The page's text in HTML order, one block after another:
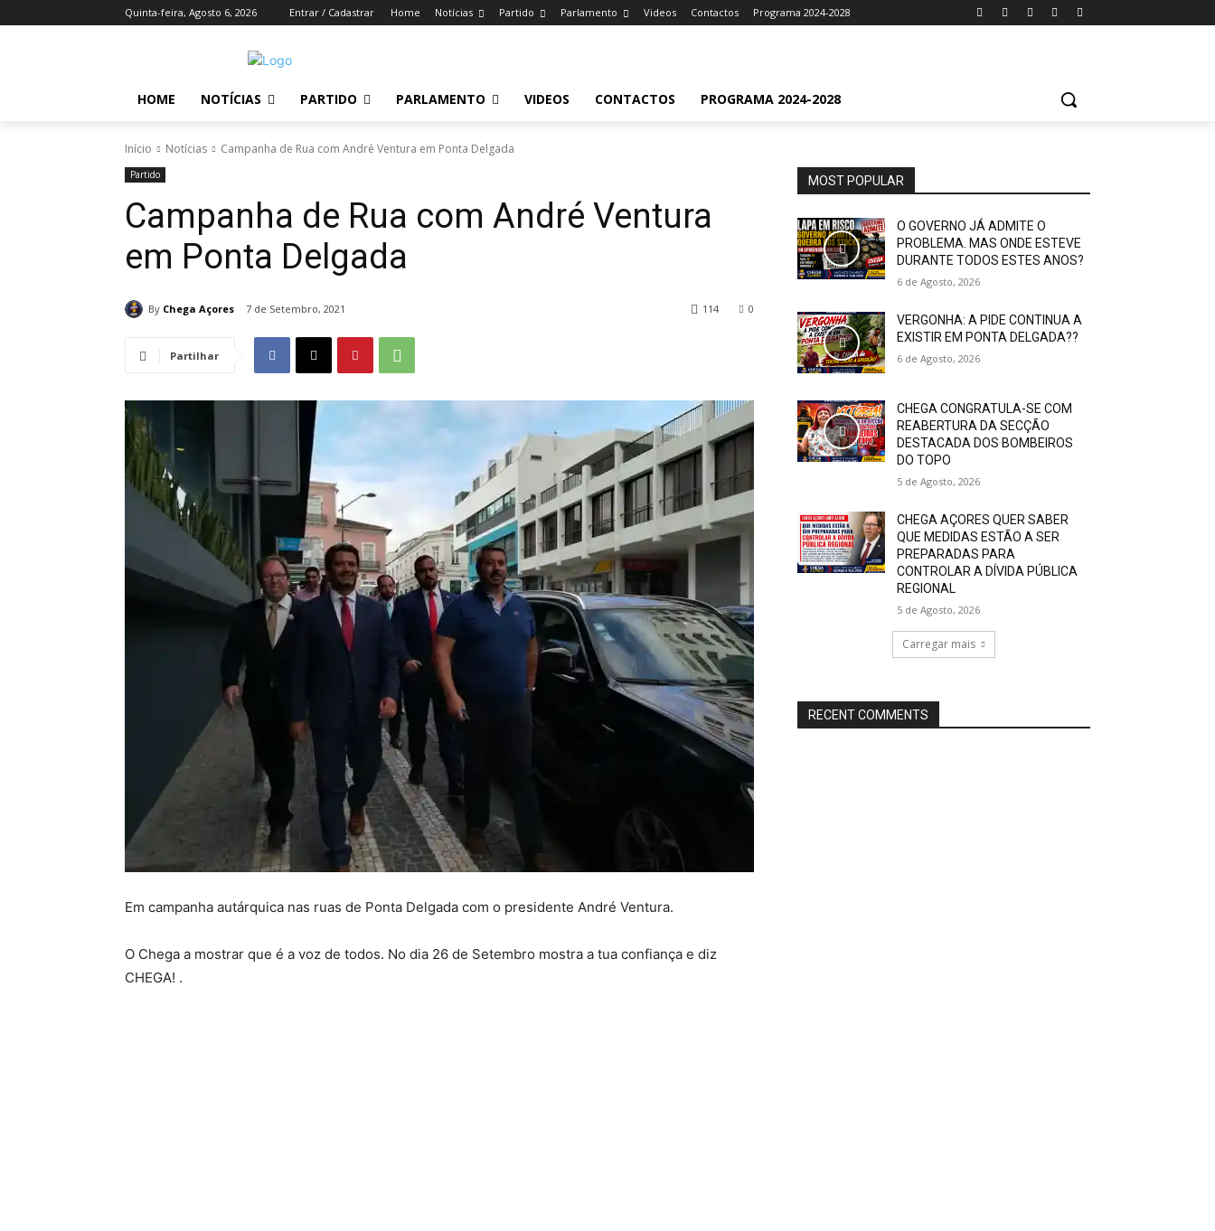
Quinta-feira, Agosto 6, 2026 Entrar / Cadastrar Home Notícias Partido Parlamento Videos Contactos Programa 2024-2028
HOME NOTÍCIAS PARTIDO PARLAMENTO VIDEOS CONTACTOS PROGRAMA 2024-2028
Início Notícias Campanha de Rua com André Ventura em Ponta Delgada
Partido
Campanha de Rua com André Ventura
em Ponta Delgada
By Chega Açores 7 de Setembro, 2021 0
114
Partilhar
Em campanha autárquica nas ruas de Ponta Delgada com o presidente André Ventura.
O Chega a mostrar que é a voz de todos. No dia 26 de Setembro mostra a tua confiança e diz
CHEGA! .
MOST POPULAR
O GOVERNO JÁ ADMITE O
PROBLEMA. MAS ONDE ESTEVE
DURANTE TODOS ESTES ANOS?
6 de Agosto, 2026
VERGONHA: A PIDE CONTINUA A
EXISTIR EM PONTA DELGADA??
6 de Agosto, 2026
CHEGA CONGRATULA-SE COM
REABERTURA DA SECÇÃO
DESTACADA DOS BOMBEIROS
DO TOPO
5 de Agosto, 2026
CHEGA AÇORES QUER SABER
QUE MEDIDAS ESTÃO A SER
PREPARADAS PARA
CONTROLAR A DÍVIDA PÚBLICA
REGIONAL
5 de Agosto, 2026
Carregar mais
RECENT COMMENTS